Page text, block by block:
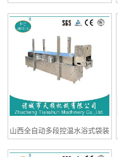
造商
山西全自动多段控温水浴式袋装